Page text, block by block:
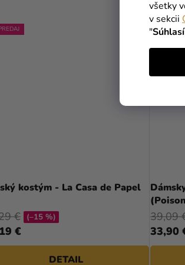
všetky
v sekcii
"
kostým - La Casa de Papel
€
€ (–15 %)
DETAIL
33,90
39,09